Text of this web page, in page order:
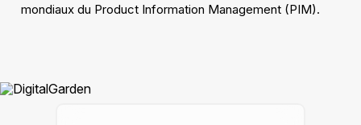
mondiaux du Product Information Management (PIM).